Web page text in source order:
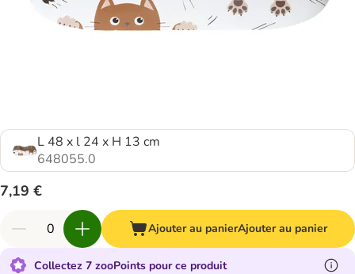
L 48 x l 24 x H 13 cm
648055.0
7,19 €
Ajouter au panierAjouter au panier
Collectez 7 zooPoints pour ce produit